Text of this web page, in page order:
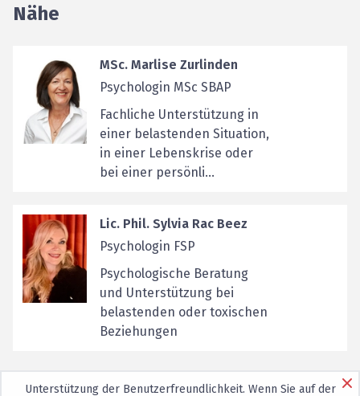
Nähe
MSc. Marlise Zurlinden
Psychologin MSc SBAP
Fachliche Unterstützung in
einer belastenden Situation,
in einer Lebenskrise oder
bei einer persönli...
Lic. Phil. Sylvia Rac Beez
Psychologin FSP
Psychologische Beratung
und Unterstützung bei
belastenden oder toxischen
Beziehungen
Unterstützung der Benutzerfreundlichkeit. Wenn Sie auf der